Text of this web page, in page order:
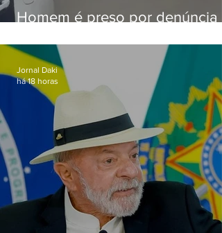
Homem é preso por denúncia
Alcântara
Jornal Daki
há 18 horas